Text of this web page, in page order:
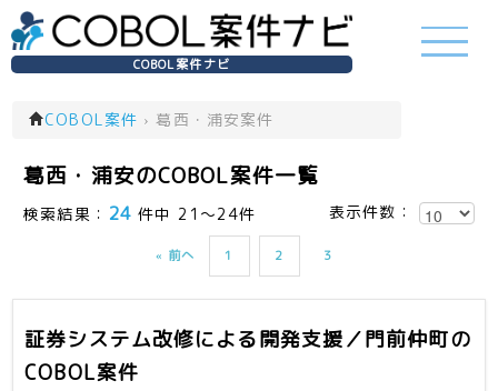
COBOL案件ナビ
COBOL案件 › 葛西・浦安案件
葛西・浦安のCOBOL案件一覧
検索結果： 24 件中 21～24件 表示件数：
« 前へ 1 2 3
証券システム改修による開発支援／門前仲町の
COBOL案件